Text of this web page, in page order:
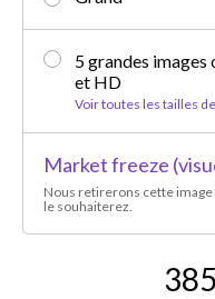
5 grandes images
et HD
Voir toutes les tailles
Market freeze
Nous retirerons cette
le souhaiterez.